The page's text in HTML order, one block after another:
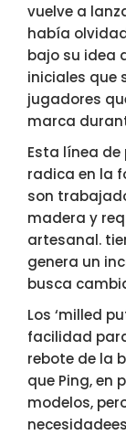
vuelve a
había
bajo su idea
iniciales que
jugadores
marca
Esta línea
radica en la
son
madera y
artesanal.
genera un
busca
Los ‘milled
facilidad
rebote de la
que Ping, en
modelos,